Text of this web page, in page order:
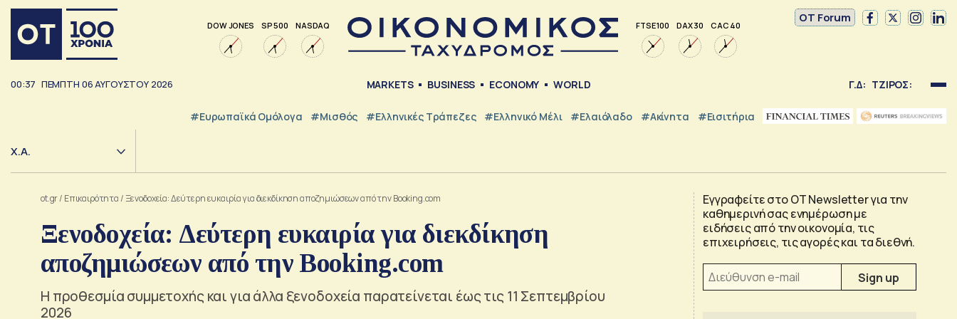
DOW JONES SP 500 NASDAQ FTSE 100 DAX 30 CAC 40
OT Forum
00:37 ΠΕΜΠΤΗ 06ΑΥΓΟΥΣΤΟΥ 2026 MARKETS BUSINESS ECONOMY WORLD Γ.Δ: ΤΖΙΡΟΣ:
#Ευρωπαϊκά Ομόλογα #Μισθός #ελληνικές Τράπεζες #Ελληνικό Μέλι #Ελαιόλαδο #Ακίνητα #εισιτήρια
Χ.Α.
ot.gr/ Επικαιρότητα / Ξενοδοχεία: Δεύτερη ευκαιρία για διεκδίκηση αποζημιώσεων από την Booking.com
Ξενοδοχεία: Δεύτερη ευκαιρία για διεκδίκηση
αποζημιώσεων από την Booking.com
Η προθεσμία συμμετοχής και για άλλα ξενοδοχεία παρατείνεται έως τις 11 Σεπτεμβρίου
2026
Εγγραφείτε στο OT Newsletter για την
καθημερινή σας ενημέρωση με
ειδήσεις από την οικονομία, τις
επιχειρήσεις, τις αγορές και τα διεθνή.